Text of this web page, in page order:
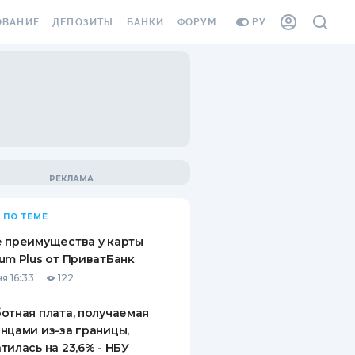
РУ
ВИНЬЕТКА
СОТРУДНИКОВ
ОТ
СЛУЧАЕВ
ДЕПОЗИТЫ
ВОПРОСЫ И ОТВЕТЫ
ПУТЕВОДИТЕЛИ ПО
БАНКИ ФОРУМ
ПО ТЕМЕ
преимущества у карты
Plus от ПриватБанк
16:33 122
плата, получаемая
из-за границы,
на 23,6% - НБУ